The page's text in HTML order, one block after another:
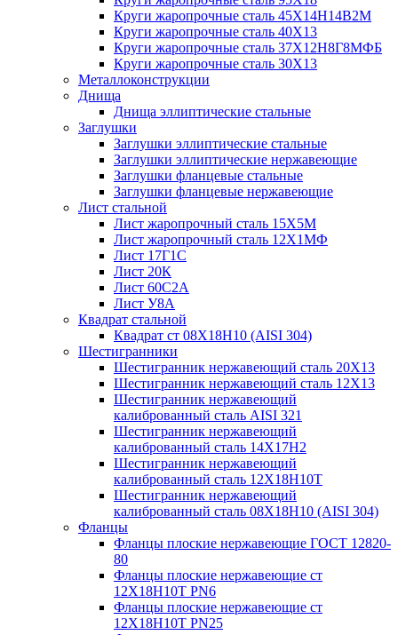
Круги жаропрочные сталь 45Х14Н14В2М
Круги жаропрочные сталь 40Х13
Круги жаропрочные сталь 37Х12Н8Г8МФБ
Круги жаропрочные сталь 30Х13
Металлоконструкции
Днища
Днища эллиптические стальные
Заглушки
Заглушки эллиптические стальные
Заглушки эллиптические нержавеющие
Заглушки фланцевые стальные
Заглушки фланцевые нержавеющие
Лист стальной
Лист жаропрочный сталь 15Х5М
Лист жаропрочный сталь 12Х1МФ
Лист 17Г1С
Лист 20К
Лист 60С2А
Лист У8А
Квадрат стальной
Квадрат ст 08Х18Н10 (AISI 304)
Шестигранники
Шестигранник нержавеющий сталь 20Х13
Шестигранник нержавеющий сталь 12Х13
Шестигранник нержавеющий
калиброванный сталь AISI 321
Шестигранник нержавеющий
калиброванный сталь 14Х17Н2
Шестигранник нержавеющий
калиброванный сталь 12Х18Н10Т
Шестигранник нержавеющий
калиброванный сталь 08Х18Н10 (AISI 304)
Фланцы
Фланцы плоские нержавеющие ГОСТ 12820-
80
Фланцы плоские нержавеющие ст
12Х18Н10Т PN6
Фланцы плоские нержавеющие ст
12Х18Н10Т PN25